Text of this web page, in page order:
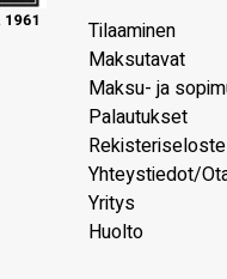
Tilaaminen
Maksutavat
Maksu- ja
Palautukset
Rekisteriseloste
Yhteystiedot/
Yritys
Huolto